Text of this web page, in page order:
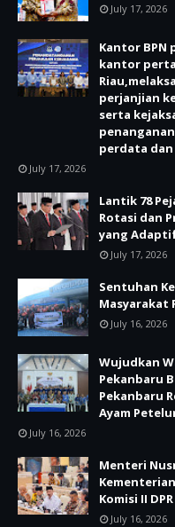
July 17, 2026
Kantor BPN
kantor
perjanjian
serta
perdata dan
July 17, 2026
Lantik 78
Rotasi dan
yang
July 17, 2026
Sentuhan
Masyarakat
July 16, 2026
Wujudkan
Pekanbaru
Pekanbaru
Ayam
July 16, 2026
Menteri
Komisi II DPR
July 16, 2026